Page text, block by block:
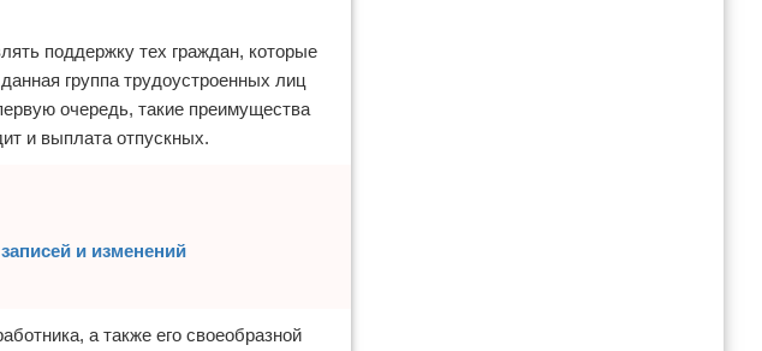
поддержку тех граждан, которые
группа трудоустроенных лиц
очередь, такие преимущества
и выплата отпускных.
и изменений
а также его своеобразной